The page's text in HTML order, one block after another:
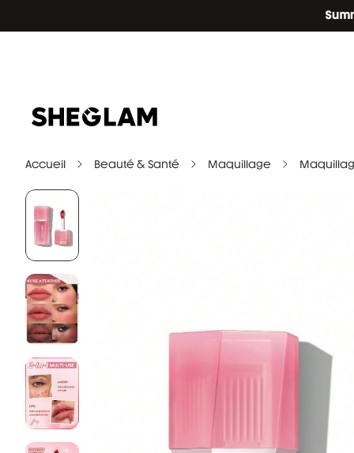
Accueil Beauté & Santé Maquillage